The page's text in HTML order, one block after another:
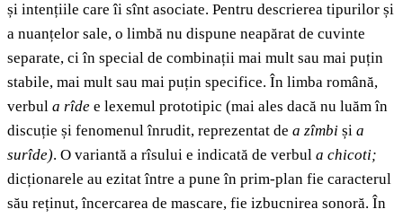
și intențiile care îi sînt asociate. Pentru descrierea tipurilor și
a nuanțelor sale, o limbă nu dispune neapărat de cuvinte
separate, ci în special de combinații mai mult sau mai puțin
stabile, mai mult sau mai puțin specifice. În limba română,
verbul a rîde e lexemul prototipic (mai ales dacă nu luăm în
discuție și fenomenul înrudit, reprezentat de a zîmbi și a
surîde). O variantă a rîsului e indicată de verbul a chicoti;
dicționarele au ezitat între a pune în prim-plan fie caracterul
său reținut, încercarea de mascare, fie izbucnirea sonoră. În